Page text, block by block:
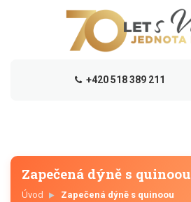
+420 518 389 211
Zapečená dýně s quinoou
Úvod Zapečená dýně s quinoou